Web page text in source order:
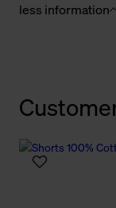
less information